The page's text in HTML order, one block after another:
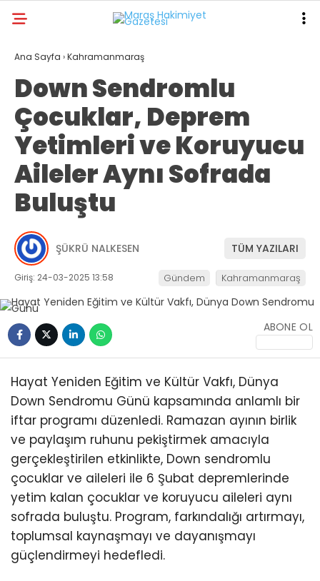
WhatsApp
İhbar Hattı
YAZARLAR
ANA SAYFA
KAHRAMANMARAŞ
GÜNDEM
EKONOMI
POLITIKA
DÜNYA
KÜLTÜR/SANAT
Ana Sayfa ›Kahramanmaraş
Down Sendromlu
Çocuklar, Deprem
Yetimleri ve Koruyucu
Aileler Aynı Sofrada
Buluştu
ŞÜKRÜ NALKESEN TÜM YAZILARI
Giriş: 24-03-2025 13:58 Gündem Kahramanmaraş
ABONE OL
Hayat Yeniden Eğitim ve Kültür Vakfı, Dünya
Down Sendromu Günü kapsamında anlamlı bir
iftar programı düzenledi. Ramazan ayının birlik
ve paylaşım ruhunu pekiştirmek amacıyla
gerçekleştirilen etkinlikte, Down sendromlu
çocuklar ve aileleri ile 6 Şubat depremlerinde
yetim kalan çocuklar ve koruyucu aileleri aynı
sofrada buluştu. Program, farkındalığı artırmayı,
toplumsal kaynaşmayı ve dayanışmayı
güçlendirmeyi hedefledi.